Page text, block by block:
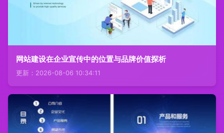
网站建设在企业宣传中的位置与品牌价值探析
更新：2026-08-06 10:34:11